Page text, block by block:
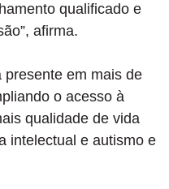
qualificado e
afirma.
em mais de
o acesso à
qualidade de vida
intelectual e autismo e